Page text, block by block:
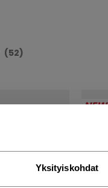
Yksityiskohdat
(52)
NEW